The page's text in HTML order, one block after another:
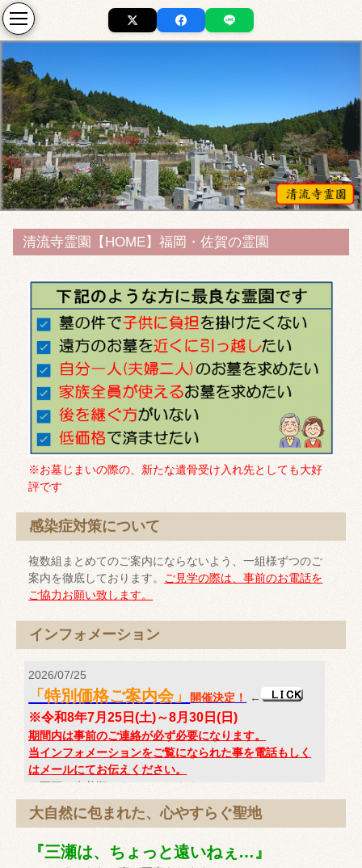
清流寺霊園【HOME】福岡・佐賀の霊園
※お墓じまいの際の、新たな遺骨受け入れ先としても大好
評です
感染症対策について
複数組まとめてのご案内にならないよう、一組様ずつのご
案内を徹底しております。
ご見学の際は、事前のお電話を
ご協力お願い致します。
インフォメーション
2026/07/25
「特別価格ご案内会」開催決定！ ←
※令和8年7月25日(土)～8月30日(日)
期間内は事前のご連絡が必ず必要になります。
当インフォメーションをご覧になられた事を電話もしく
はメールにてお伝えください。
※区画は先着順となっております
※見学ご希望の方は、事前にお電話をお願い致します
大自然に包まれた、心やすらぐ聖地
『三瀬は、ちょっと遠いねぇ…』